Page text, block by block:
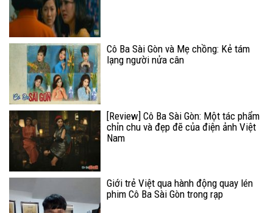
Cô Ba Sài Gòn và Mẹ chồng: Kẻ tám
lạng người nửa cân
[Review] Cô Ba Sài Gòn: Một tác phẩm
chỉn chu và đẹp đẽ của điện ảnh Việt
Nam
Giới trẻ Việt qua hành động quay lén
phim Cô Ba Sài Gòn trong rạp